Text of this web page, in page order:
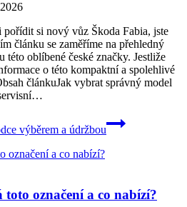
si nový vůz Škoda Fabia, jste
článku se zaměříme na přehledný
této oblíbené české značky. Jestliže
o této kompaktní a spolehlivé
článkuJak vybrat správný model
výběrem a údržbou
označení a co nabízí?